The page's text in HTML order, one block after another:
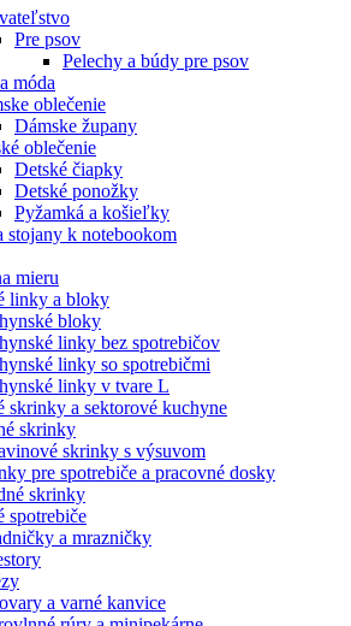
Pre psov
Pelechy a búdy pre psov
móda
oblečenie
Dámske župany
oblečenie
Detské čiapky
Detské ponožky
Pyžamká a košieľky
stojany k notebookom
mieru
linky a bloky
bloky
linky bez spotrebičov
linky so spotrebičmi
linky v tvare L
skrinky a sektorové kuchyne
skrinky
skrinky s výsuvom
pre spotrebiče a pracovné dosky
skrinky
spotrebiče
a mrazničky
a varné kanvice